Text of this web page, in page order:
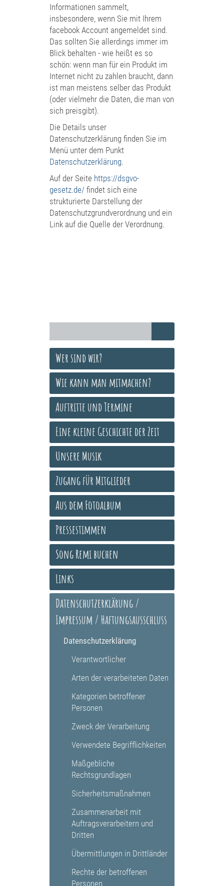
Informationen sammelt,
insbesondere, wenn Sie mit Ihrem
facebook Account angemeldet sind.
Das sollten Sie allerdings immer im
Blick behalten - wie heißt es so
schön: wenn man für ein Produkt im
Internet nicht zu zahlen braucht, dann
ist man meistens selber das Produkt
(oder vielmehr die Daten, die man von
sich preisgibt).
Die Details unser
Datenschutzerklärung finden Sie im
Menü unter dem Punkt
Datenschutzerklärung.
Auf der Seite https://dsgvo-
gesetz.de/ findet sich eine
strukturierte Darstellung der
Datenschutzgrundverordnung und ein
Link auf die Quelle der Verordnung.
Wer sind wir?
Wie kann man mitmachen?
Auftritte und Termine
Eine kleine Geschichte der Zeit
Unsere Musik
Zugang für Mitglieder
Aus dem Fotoalbum
Pressestimmen
Song Remi buchen
Links
Datenschutzerklärung /
Impressum / Haftungsausschluss
Datenschutzerklärung
Verantwortlicher
Arten der verarbeiteten Daten
Kategorien betroffener
Personen
Zweck der Verarbeitung
Verwendete Begrifflichkeiten
Maßgebliche
Rechtsgrundlagen
Sicherheitsmaßnahmen
Zusammenarbeit mit
Auftragsverarbeitern und
Dritten
Übermittlungen in Drittländer
Rechte der betroffenen
Personen